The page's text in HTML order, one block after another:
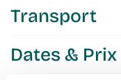
Transport
Dates & Prix